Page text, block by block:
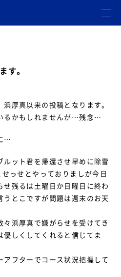
す。
厚真以来の投稿となります。
るかもしれませんが…残念…
…
ット君を帰還させ早めに除雪
っせとやっておりましが今日
残るは土曜日か日曜日に終わ
うとこですが問題は週末のお天
浜厚真で嫌がらせを受けてき
しくしてくれると信じてま
フターでコース状況把握して